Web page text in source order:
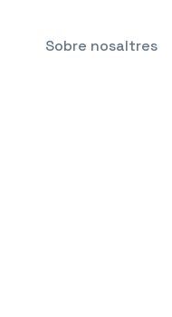
Sobre nosaltres